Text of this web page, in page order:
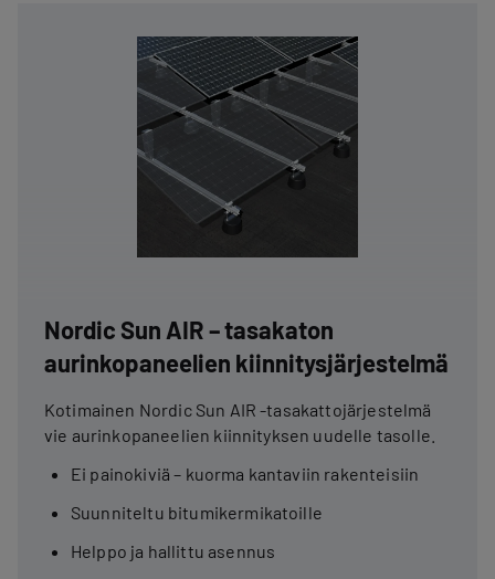
Nordic Sun AIR – tasakaton
aurinkopaneelien kiinnitysjärjestelmä
Kotimainen Nordic Sun AIR -tasakattojärjestelmä
vie aurinkopaneelien kiinnityksen uudelle tasolle.
Ei painokiviä – kuorma kantaviin rakenteisiin
Suunniteltu bitumikermikatoille
Helppo ja hallittu asennus